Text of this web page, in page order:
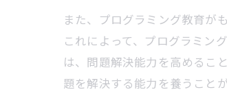
また、プログラミング教育が
これによって、プログラミン
は、問題解決能力を高めるこ
題を解決する能力を養うこと